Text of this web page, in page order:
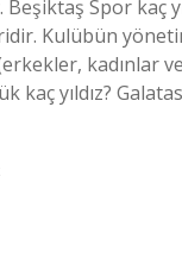
Beşiktaş Spor kaç
Kulübün
kadınlar
kaç yıldız?